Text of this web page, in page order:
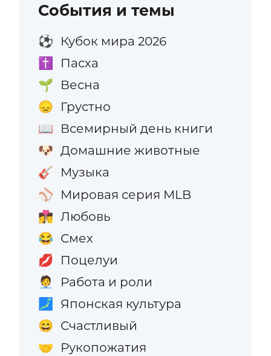
События и темы
⚽ Кубок мира 2026
✝️ Пасха
🌱 Весна
😞 Грустно
📖 Всемирный день книги
🐶 Домашние животные
🎸 Музыка
⚾ Мировая серия MLB
👩‍❤️‍💋‍👨 Любовь
😂 Смех
💋 Поцелуи
🧑‍💼 Работа и роли
🗾 Японская культура
😄 Счастливый
🤝 Рукопожатия